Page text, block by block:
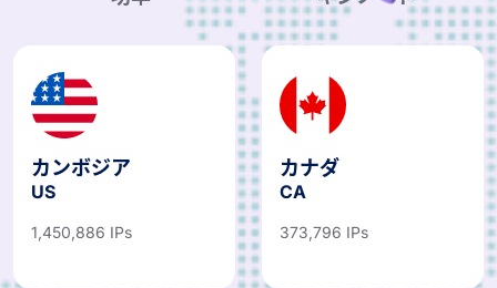
カンボジア
US
1,450,886 IPs
カナダ
CA
373,796 IPs